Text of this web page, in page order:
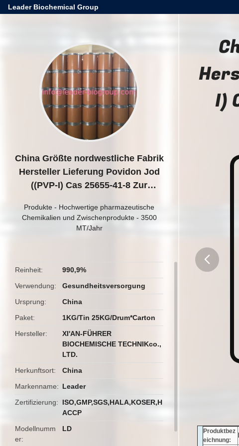
Leader Biochemical Group
China Größte nordwestliche Fabrik
Hersteller Lieferung Povidon Jod
((PVP-I) Cas 25655-41-8 Zur
Produkte - Hochwertige pharmazeutische
Chemikalien und Zwischenprodukte - 3500
MT/Jahr
Reinheit
990,9%
Verwendung
Gesundheitsversorgung
Ursprung
China
Paket
1KG/Tin 25KG/Drum*Carton
Hersteller
XI'AN-FÜHRER
BIOCHEMISCHE TECHNIKco.,
LTD.
Herkunftsort
China
Markenname
Leader
Zertifizierung
ISO,GMP,SGS,HALA,KOSER,H
ACCP
Modellnumm
er
LD
I)
Produktbez
eichnung: